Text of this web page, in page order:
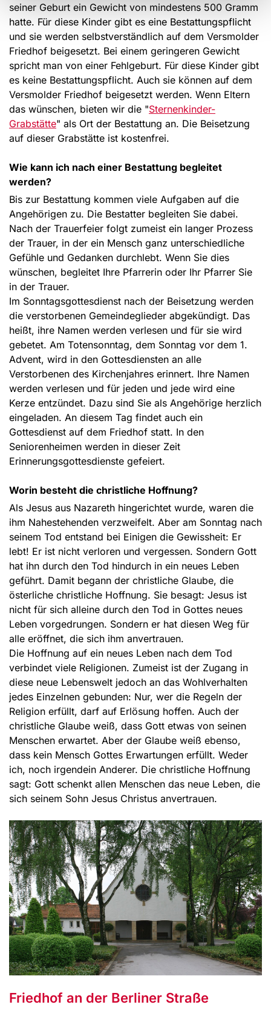
seiner Geburt ein Gewicht von mindestens 500 Gramm
hatte. Für diese Kinder gibt es eine Bestattungspflicht
und sie werden selbstverständlich auf dem Versmolder
Friedhof beigesetzt. Bei einem geringeren Gewicht
spricht man von einer Fehlgeburt. Für diese Kinder gibt
es keine Bestattungspflicht. Auch sie können auf dem
Versmolder Friedhof beigesetzt werden. Wenn Eltern
das wünschen, bieten wir die "Sternenkinder-
Grabstätte" als Ort der Bestattung an. Die Beisetzung
auf dieser Grabstätte ist kostenfrei.
Wie kann ich nach einer Bestattung begleitet
werden?
Bis zur Bestattung kommen viele Aufgaben auf die
Angehörigen zu. Die Bestatter begleiten Sie dabei.
Nach der Trauerfeier folgt zumeist ein langer Prozess
der Trauer, in der ein Mensch ganz unterschiedliche
Gefühle und Gedanken durchlebt. Wenn Sie dies
wünschen, begleitet Ihre Pfarrerin oder Ihr Pfarrer Sie
in der Trauer.
Im Sonntagsgottesdienst nach der Beisetzung werden
die verstorbenen Gemeindeglieder abgekündigt. Das
heißt, ihre Namen werden verlesen und für sie wird
gebetet. Am Totensonntag, dem Sonntag vor dem 1.
Advent, wird in den Gottesdiensten an alle
Verstorbenen des Kirchenjahres erinnert. Ihre Namen
werden verlesen und für jeden und jede wird eine
Kerze entzündet. Dazu sind Sie als Angehörige herzlich
eingeladen. An diesem Tag findet auch ein
Gottesdienst auf dem Friedhof statt. In den
Seniorenheimen werden in dieser Zeit
Erinnerungsgottesdienste gefeiert.
Worin besteht die christliche Hoffnung?
Als Jesus aus Nazareth hingerichtet wurde, waren die
ihm Nahestehenden verzweifelt. Aber am Sonntag nach
seinem Tod entstand bei Einigen die Gewissheit: Er
lebt! Er ist nicht verloren und vergessen. Sondern Gott
hat ihn durch den Tod hindurch in ein neues Leben
geführt. Damit begann der christliche Glaube, die
österliche christliche Hoffnung. Sie besagt: Jesus ist
nicht für sich alleine durch den Tod in Gottes neues
Leben vorgedrungen. Sondern er hat diesen Weg für
alle eröffnet, die sich ihm anvertrauen.
Die Hoffnung auf ein neues Leben nach dem Tod
verbindet viele Religionen. Zumeist ist der Zugang in
diese neue Lebenswelt jedoch an das Wohlverhalten
jedes Einzelnen gebunden: Nur, wer die Regeln der
Religion erfüllt, darf auf Erlösung hoffen. Auch der
christliche Glaube weiß, dass Gott etwas von seinen
Menschen erwartet. Aber der Glaube weiß ebenso,
dass kein Mensch Gottes Erwartungen erfüllt. Weder
ich, noch irgendein Anderer. Die christliche Hoffnung
sagt: Gott schenkt allen Menschen das neue Leben, die
sich seinem Sohn Jesus Christus anvertrauen.
Friedhof an der Berliner Straße